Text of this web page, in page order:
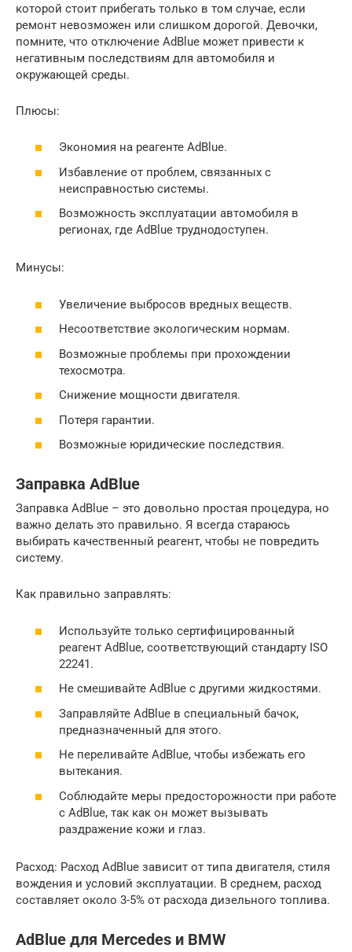
которой стоит прибегать только в том случае, если
ремонт невозможен или слишком дорогой. Девочки,
помните, что отключение AdBlue может привести к
негативным последствиям для автомобиля и
окружающей среды.
Плюсы:
Экономия на реагенте AdBlue.
Избавление от проблем, связанных с
неисправностью системы.
Возможность эксплуатации автомобиля в
регионах, где AdBlue труднодоступен.
Минусы:
Увеличение выбросов вредных веществ.
Несоответствие экологическим нормам.
Возможные проблемы при прохождении
техосмотра.
Снижение мощности двигателя.
Потеря гарантии.
Возможные юридические последствия.
Заправка AdBlue
Заправка AdBlue – это довольно простая процедура, но
важно делать это правильно. Я всегда стараюсь
выбирать качественный реагент, чтобы не повредить
систему.
Как правильно заправлять:
Используйте только сертифицированный
реагент AdBlue, соответствующий стандарту ISO
22241.
Не смешивайте AdBlue с другими жидкостями.
Заправляйте AdBlue в специальный бачок,
предназначенный для этого.
Не переливайте AdBlue, чтобы избежать его
вытекания.
Соблюдайте меры предосторожности при работе
с AdBlue, так как он может вызывать
раздражение кожи и глаз.
Расход: Расход AdBlue зависит от типа двигателя, стиля
вождения и условий эксплуатации. В среднем, расход
составляет около 3-5% от расхода дизельного топлива.
AdBlue для Mercedes и BMW